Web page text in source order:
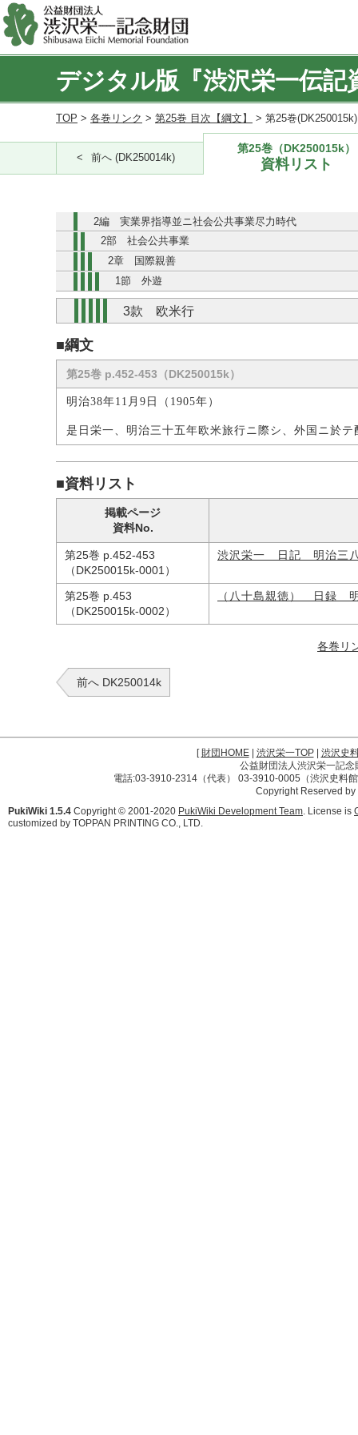
デジタル版『渋沢栄一伝記
TOP > 各巻リンク > 第25巻 目次【綱文】 > 第25巻
前へ (DK250014k)
第25巻（DK250015k）
資料リスト
2編 実業界指導並ニ社会公共事業尽力時代
2部 社会公共事業
2章 国際親善
1節 外遊
3款 欧米行
■綱文
第25巻 p.452-453（DK250015k）
明治38年11月9日（1905年）
是日栄一、明治三十五年欧米旅行ニ際シ、外国ニ於
■資料リスト
掲載ページ
資料No.
第25巻 p.452-453
（DK250015k-0001）
渋沢栄一 日記 明治三
第25巻 p.453
（DK250015k-0002）
（八十島親徳） 日録
各巻リ
前へ DK250014k
[財団HOME| 渋沢栄一TOP| 渋沢史
公益財団法人渋沢栄一記
電話:03-3910-2314（代表） 03-3910-0005（渋沢史料
Copyright Reserved
PukiWiki 1.5.4 Copyright © 2001-2020 PukiWiki Development Team. License is
customized by TOPPAN PRINTING CO., LTD.